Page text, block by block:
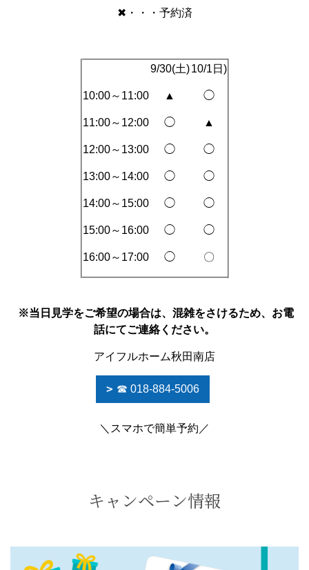
✖・・・予約済
10:00～11:00
11:00～12:00
12:00～13:00
13:00～14:00
14:00～15:00
15:00～16:00
16:00～17:00
9/30(土)
▲
◯
◯
◯
◯
◯
◯
10/1日)
◯
▲
◯
◯
◯
◯
〇
※当日見学をご希望の場合は、混雑をさけるため、お電
話にてご連絡ください。
アイフルホーム秋田南店
☎ 018-884-5006
＼スマホで簡単予約／
キャンペーン情報